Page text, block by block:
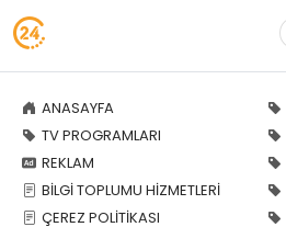
ANASAYFA
TV PROGRAMLARI
REKLAM
BİLGİ TOPLUMU HİZMETLERİ
ÇEREZ POLİTİKASI